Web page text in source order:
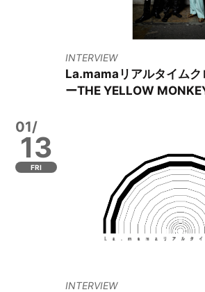
INTERVIEW
La.mamaリアルタイム
ーTHE YELLOW
01/
13
FRI
INTERVIEW